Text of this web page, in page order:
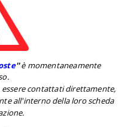
''è momentaneamente
contattati direttamente,
all'interno della loro scheda